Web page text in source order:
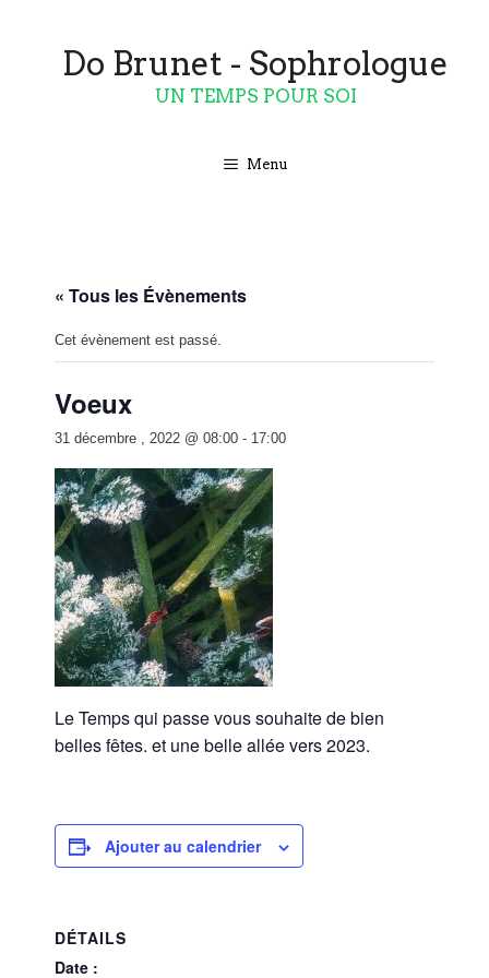
Do Brunet - Sophrologue
UN TEMPS POUR SOI
Menu
« Tous les Évènements
Cet évènement est passé.
Voeux
31 décembre , 2022 @ 08:00 - 17:00
Le Temps qui passe vous souhaite de bien
belles fêtes. et une belle allée vers 2023.
Ajouter au calendrier
DÉTAILS
Date :